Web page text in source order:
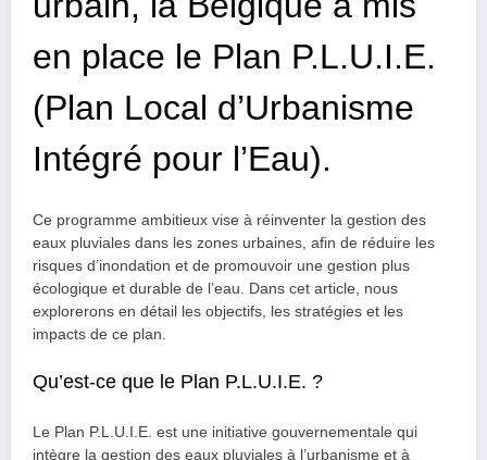
en place le Plan P.L.U.I.E.
(Plan Local d’Urbanisme
Intégré pour l’Eau).
Ce programme ambitieux vise à réinventer la gestion des
eaux pluviales dans les zones urbaines, afin de réduire les
risques d’inondation et de promouvoir une gestion plus
écologique et durable de l’eau. Dans cet article, nous
explorerons en détail les objectifs, les stratégies et les
impacts de ce plan.
Qu’est-ce que le Plan P.L.U.I.E. ?
Le Plan P.L.U.I.E. est une initiative gouvernementale qui
intègre la gestion des eaux pluviales à l’urbanisme et à